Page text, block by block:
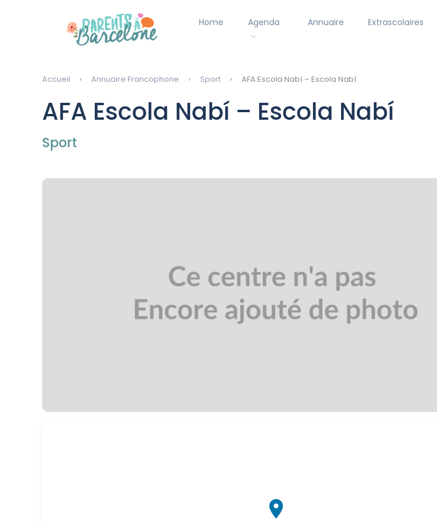
Home Agenda Annuaire Extrascolaires
Accueil Annuaire Francophone Sport AFA Escola Nabí – Escola Nabí
AFA Escola Nabí – Escola Nabí
Sport